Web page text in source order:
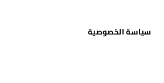
سياسة الخصوصية